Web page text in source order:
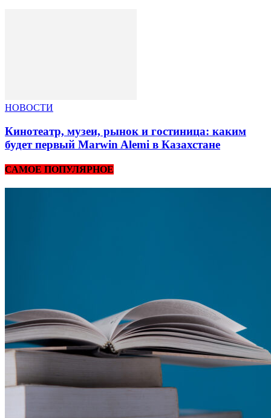
НОВОСТИ
Кинотеатр, музеи, рынок и гостиница: каким
будет первый Marwin Alemi в Казахстане
САМОЕ ПОПУЛЯРНОЕ